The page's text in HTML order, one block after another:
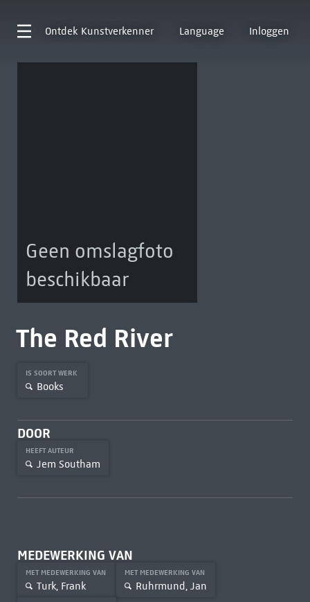
Ontdek Kunstverkenner Language Inloggen
Geen omslagfoto
beschikbaar
The Red River
IS SOORT WERK
Books
DOOR
HEEFT AUTEUR
Jem Southam
MEDEWERKING VAN
MET MEDEWERKING VAN
Turk, Frank
MET MEDEWERKING VAN
Ruhrmund, Jan